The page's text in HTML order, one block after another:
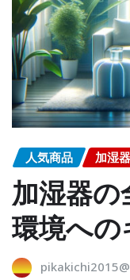
人気商品 加湿器
加湿器
環境へ